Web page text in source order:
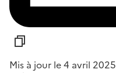
Mis à jour le 4 avril 2025